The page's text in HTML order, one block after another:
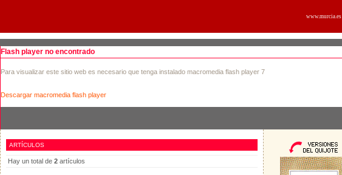
www.murcia.es
Flash player no encontrado
Para visualizar este sitio web es necesario que tenga instalado macromedia flash player 7
Descargar macromedia flash player
ARTÍCULOS
Hay un total de 2 artículos